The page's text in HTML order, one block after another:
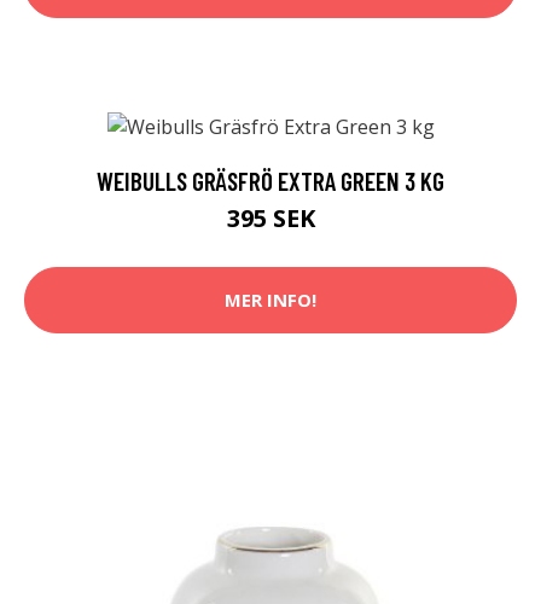
WEIBULLS GRÄSFRÖ EXTRA GREEN 3 KG
395 SEK
MER INFO!